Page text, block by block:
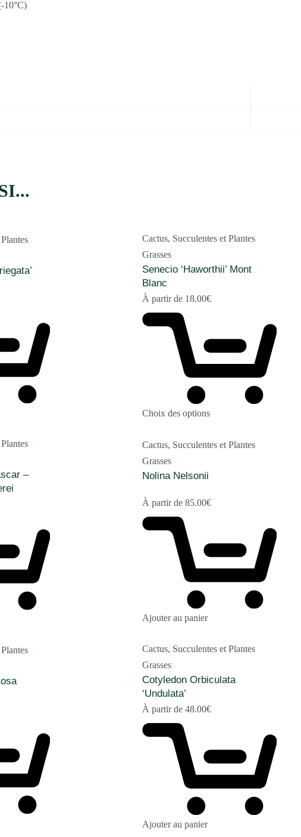
10°C)
Cactus, Succulentes et Plantes
Grasses
Senecio ‘Haworthii’ Mont
Blanc
À partir de 18.00€
Choix des options
–
Cactus, Succulentes et Plantes
Grasses
Nolina Nelsonii
À partir de 85.00€
Ajouter au panier
Cactus, Succulentes et Plantes
Grasses
Cotyledon Orbiculata
‘Undulata’
À partir de 48.00€
Ajouter au panier